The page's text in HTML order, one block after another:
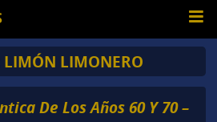
LIMÓN LIMONERO
De Los Años 60 Y 70 –